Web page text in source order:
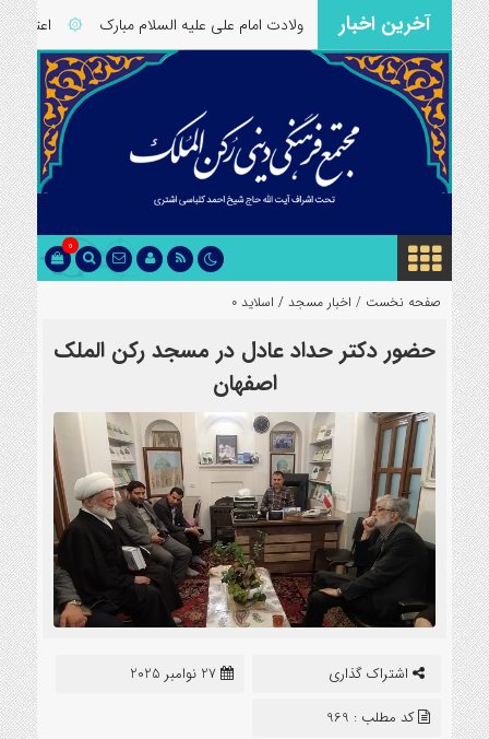
آخرین اخبار
۞ ولادت امام علی علیه السلام مبارک ۞ اعتکاف 1404 مسجد رکن الملک اصفهان
0
صفحه نخست / اخبار مسجد / اسلاید 0
حضور دکتر حداد عادل در مسجد رکن الملک
اصفهان
اشتراک گذاری
27 نوامبر 2025
کد مطلب : 969